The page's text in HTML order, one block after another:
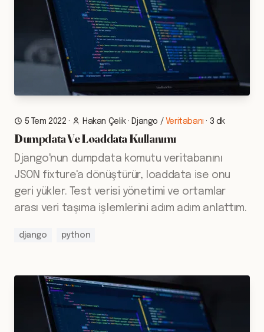
5 Tem 2022 · Hakan Çelik· Django / Veritabanı · 3 dk
Dumpdata Ve Loaddata Kullanımı
Django'nun dumpdata komutu veritabanını
JSON fixture'a dönüştürür, loaddata ise onu
geri yükler. Test verisi yönetimi ve ortamlar
arası veri taşıma işlemlerini adım adım anlattım.
django python